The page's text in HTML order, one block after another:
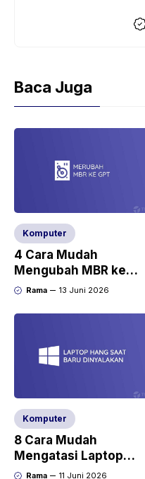
Baca Juga
Komputer
4 Cara Mudah
Mengubah MBR ke
GPT di Windows 10
Rama 13 Juni 2026
Komputer
8 Cara Mudah
Mengatasi Laptop
Hang Saat Baru
Rama 11 Juni 2026